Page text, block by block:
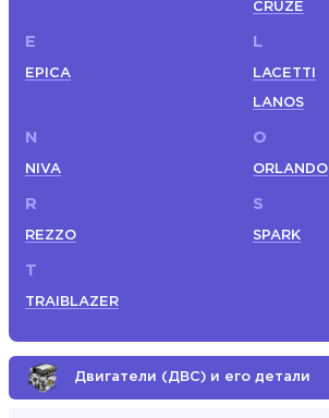
CRUZE
E
EPICA
L
LACETTI
LANOS
N
NIVA
O
ORLANDO
R
REZZO
S
SPARK
T
TRAIBLAZER
Двигатели (ДВС) и его детали